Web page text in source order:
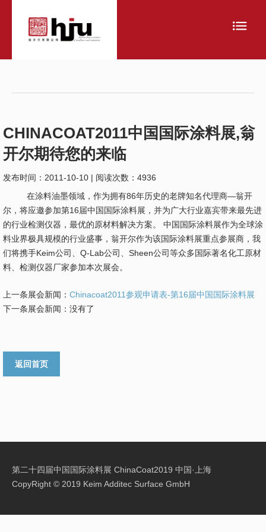
CHINACOAT2011中国国际涂料展,翁
开尔期待您的来临
发布时间：2011-10-10 | 阅读次数：4936
在涂料油墨领域，作为拥有86年历史的老牌知名代理商—翁开
尔，将应邀参加第16届中国国际涂料展，并为广大行业嘉宾带来最先进
的行业检测仪器，最优的原材料解决方案。 中国国际涂料展作为全球涂
料业界极具规模的行业盛事，翁开尔作为该国际涂料展重点参展商，我
们将携手Keim公司、Q-Lab公司、Sheen公司等众多国际著名化工原材
料、检测仪器厂家参加本次展会。
上一条展会新闻： Chinacoat2011参观申请表-第16届中国国际涂料展
下一条展会新闻：没有了
返回首页
第二十四届中国国际涂料展 ChinaCoat2019 中国·上海
CopyRight © 2019 Keim Additec Surface GmbH